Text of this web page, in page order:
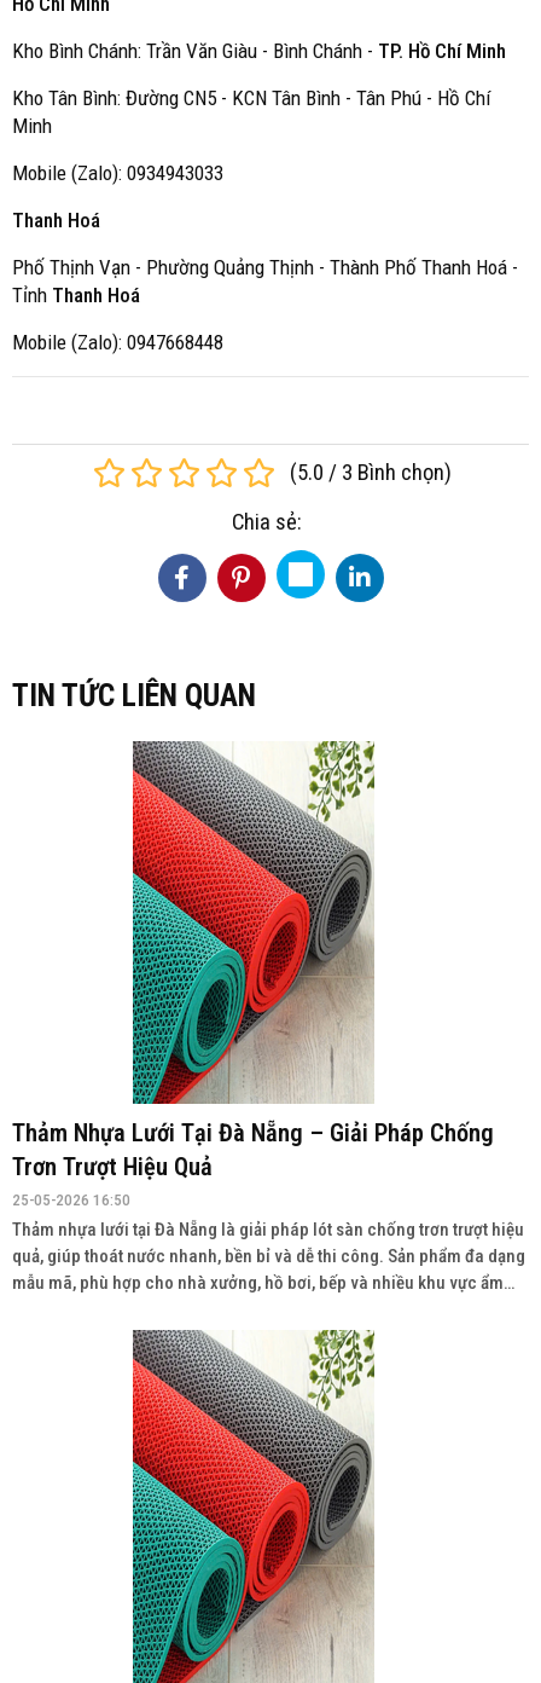
Kho Bình Chánh: Trần Văn Giàu - Bình Chánh - TP. Hồ Chí Minh
Kho Tân Bình: Đường CN5 - KCN Tân Bình - Tân Phú - Hồ Chí
Minh
Mobile (Zalo): 0934943033
Thanh Hoá
Phố Thịnh Vạn - Phường Quảng Thịnh - Thành Phố Thanh Hoá -
Tỉnh Thanh Hoá
Mobile (Zalo): 0947668448
(5.0 / 3 Bình chọn)
Chia sẻ:
TIN TỨC LIÊN QUAN
Thảm Nhựa Lưới Tại Đà Nẵng – Giải Pháp Chống
Trơn Trượt Hiệu Quả
25-05-2026 16:50
Thảm nhựa lưới tại Đà Nẵng là giải pháp lót sàn chống trơn trượt hiệu
quả, giúp thoát nước nhanh, bền bỉ và dễ thi công. Sản phẩm đa dạng
mẫu mã, phù hợp cho nhà xưởng, hồ bơi, bếp và nhiều khu vực ẩm